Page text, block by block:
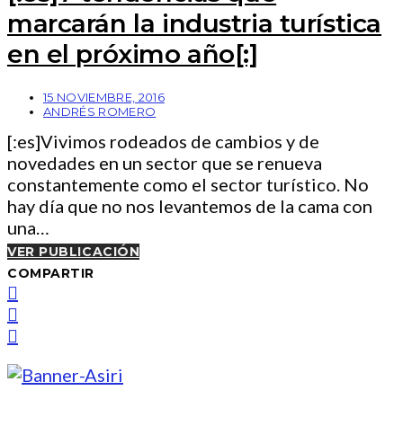
marcarán la industria turística
en el próximo año[:]
15 NOVIEMBRE, 2016
ANDRÉS ROMERO
[:es]Vivimos rodeados de cambios y de
novedades en un sector que se renueva
constantemente como el sector turístico. No
hay día que no nos levantemos de la cama con
una…
VER PUBLICACIÓN
COMPARTIR